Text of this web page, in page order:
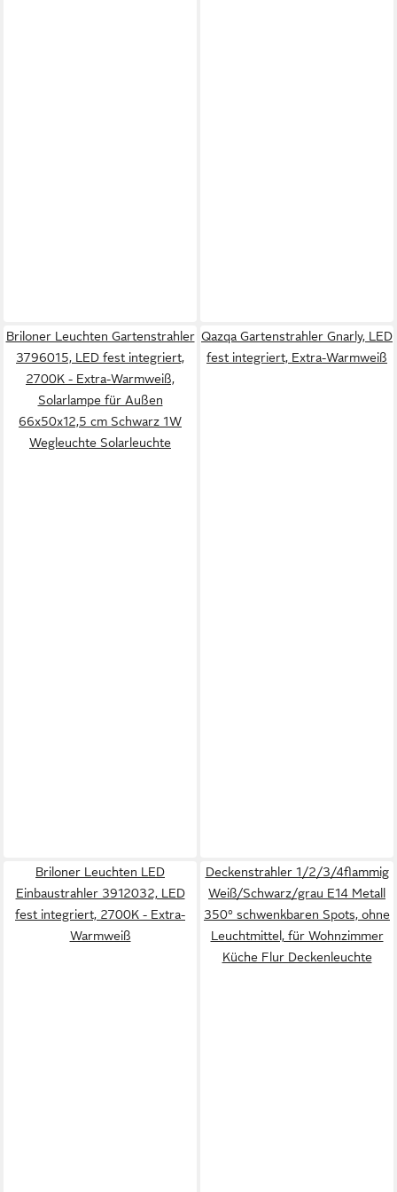
Briloner Leuchten Gartenstrahler
3796015, LED fest integriert,
2700K - Extra-Warmweiß,
Solarlampe für Außen
66x50x12,5 cm Schwarz 1W
Wegleuchte Solarleuchte
Qazqa Gartenstrahler Gnarly, LED
fest integriert, Extra-Warmweiß
Briloner Leuchten LED
Einbaustrahler 3912032, LED
fest integriert, 2700K - Extra-
Warmweiß
Deckenstrahler 1/2/3/4flammig
Weiß/Schwarz/grau E14 Metall
350° schwenkbaren Spots, ohne
Leuchtmittel, für Wohnzimmer
Küche Flur Deckenleuchte